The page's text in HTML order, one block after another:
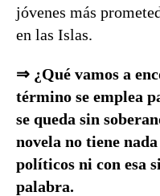
jóvenes más
en las Islas.
⇒ ¿Qué vamos a
término se emplea
se queda sin
novela no tiene
políticos ni con esa
palabra.